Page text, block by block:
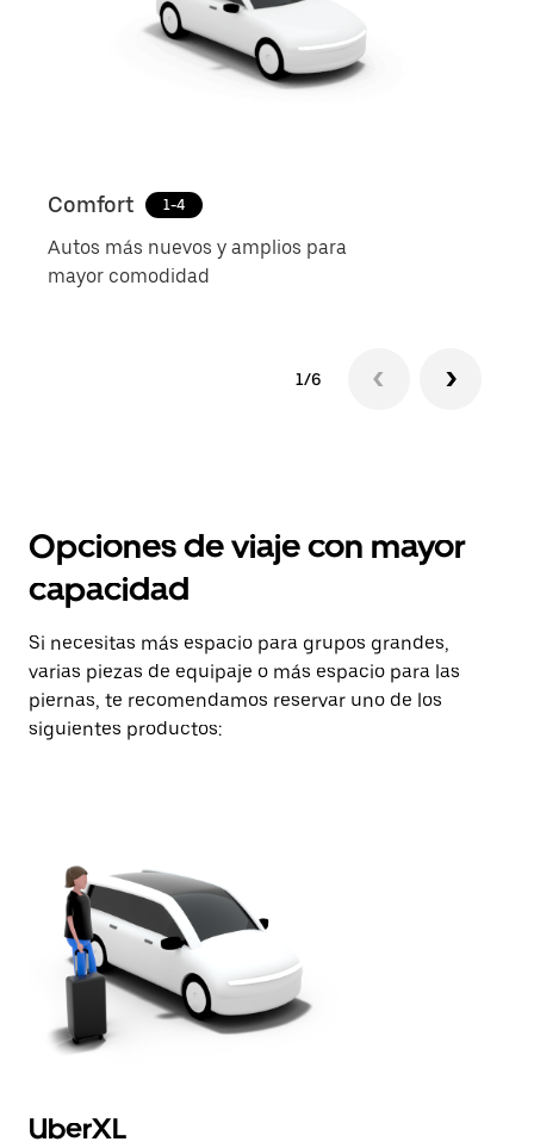
Comfort 1-4
Autos más nuevos y amplios para
mayor comodidad
1/6
Opciones de viaje con mayor
capacidad
Si necesitas más espacio para grupos grandes,
varias piezas de equipaje o más espacio para las
piernas, te recomendamos reservar uno de los
siguientes productos:
UberXL